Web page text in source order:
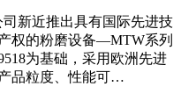
新近推出具有国际先进技
权的粉磨设备—MTW系列
为基础，采用欧洲先进
品粒度、性能可…